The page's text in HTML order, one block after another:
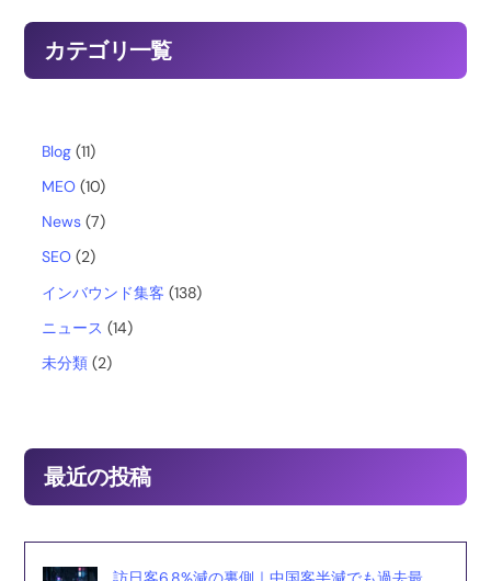
b
o
o
カテゴリ一覧
Blog (11)
MEO (10)
News (7)
SEO (2)
インバウンド集客 (138)
ニュース (14)
未分類 (2)
最近の投稿